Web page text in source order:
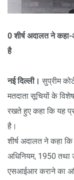
0 शीर्ष अदालत ने
है
नई दिल्ली। सुप्रीम
मतदाता सूचियों के
रखते हुए कहा कि यह
है।
शीर्ष अदालत ने कहा
अधिनियम, 1950
एसआईआर कराने का